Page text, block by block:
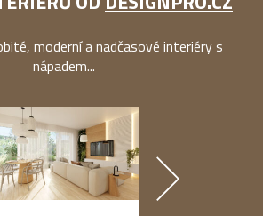
moderní a nadčasové interiéry s
nápadem...